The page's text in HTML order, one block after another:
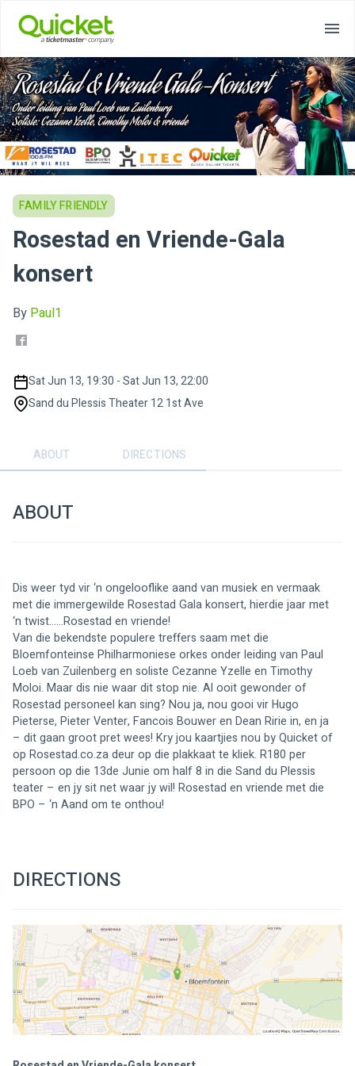
FAMILY FRIENDLY
Rosestad en Vriende-Gala
konsert
By Paul1
Sat Jun 13, 19:30 - Sat Jun 13, 22:00
Sand du Plessis Theater 12 1st Ave
ABOUT DIRECTIONS
ABOUT
Dis weer tyd vir ‘n ongelooflike aand van musiek en vermaak
met die immergewilde Rosestad Gala konsert, hierdie jaar met
‘n twist......Rosestad en vriende!
Van die bekendste populere treffers saam met die
Bloemfonteinse Philharmoniese orkes onder leiding van Paul
Loeb van Zuilenberg en soliste Cezanne Yzelle en Timothy
Moloi. Maar dis nie waar dit stop nie. Al ooit gewonder of
Rosestad personeel kan sing? Nou ja, nou gooi vir Hugo
Pieterse, Pieter Venter, Fancois Bouwer en Dean Ririe in, en ja
– dit gaan groot pret wees! Kry jou kaartjies nou by Quicket of
op Rosestad.co.za deur op die plakkaat te kliek. R180 per
persoon op die 13de Junie om half 8 in die Sand du Plessis
teater – en jy sit net waar jy wil! Rosestad en vriende met die
BPO – ‘n Aand om te onthou!
DIRECTIONS